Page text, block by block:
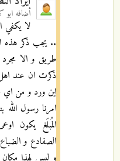
أضافهابو
لا
.. يجب ذكر هذه
طريق و الا
ذكرت ان عند
اين ورد و من اي
امرنا رسول الله
المُبلَغ يكون
الصفادع و